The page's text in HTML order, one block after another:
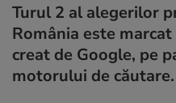
Turul 2 al alegerilor
România este
creat de Google, pe
motorului de căutare.